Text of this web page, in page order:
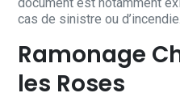
cas de sinistre ou d’incendie.
Ramonage
les Roses